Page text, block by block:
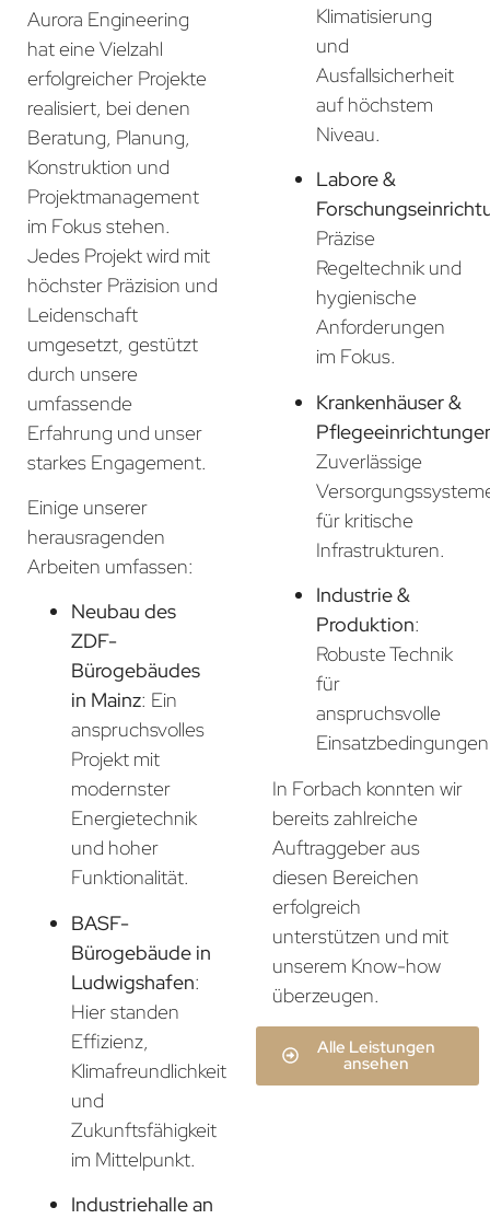
Aurora Engineering
hat eine Vielzahl
erfolgreicher Projekte
realisiert, bei denen
Beratung, Planung,
Konstruktion und
Projektmanagement
im Fokus stehen.
Jedes Projekt wird mit
höchster Präzision und
Leidenschaft
umgesetzt, gestützt
durch unsere
umfassende
Erfahrung und unser
starkes Engagement.
Einige unserer
herausragenden
Arbeiten umfassen:
Neubau des
ZDF-
Bürogebäudes
in Mainz: Ein
anspruchsvolles
Projekt mit
modernster
Energietechnik
und hoher
Funktionalität.
BASF-
Bürogebäude in
Ludwigshafen:
Hier standen
Effizienz,
Klimafreundlichkeit
und
Zukunftsfähigkeit
im Mittelpunkt.
Industriehalle an
Klimatisierung
und
Ausfallsicherheit
auf höchstem
Niveau.
Labore &
Präzise
Regeltechnik und
hygienische
Anforderungen
im Fokus.
Krankenhäuser &
Zuverlässige
für kritische
Infrastrukturen.
Industrie &
Produktion:
Robuste Technik
für
anspruchsvolle
In Forbach konnten wir
bereits zahlreiche
Auftraggeber aus
diesen Bereichen
erfolgreich
unterstützen und mit
unserem Know-how
überzeugen.
Alle Leistungen
ansehen